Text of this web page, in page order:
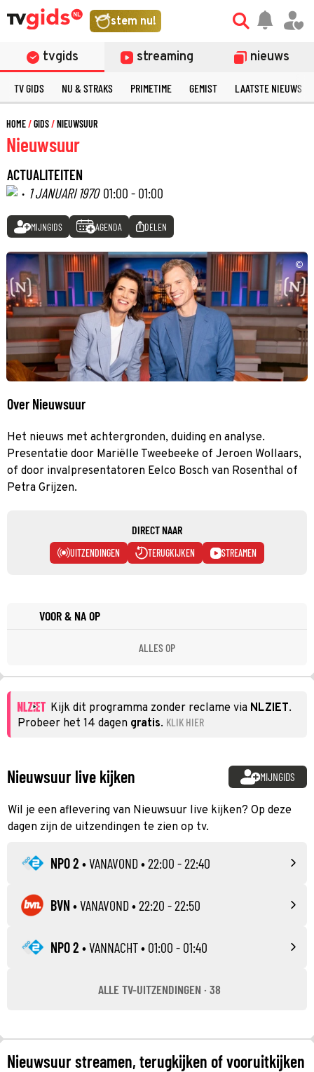
stem nu!
tvgids streaming nieuws
TV GIDS NU & STRAKS PRIMETIME GEMIST LAATSTE NIEUWS
HOME GIDS NIEUWSUUR
Nieuwsuur
ACTUALITEITEN
· 1 JANUARI 1970 01:00 - 01:00
MIJNGIDS AGENDA DELEN
©
Over Nieuwsuur
Het nieuws met achtergronden, duiding en analyse.
Presentatie door Mariëlle Tweebeeke of Jeroen Wollaars,
of door invalpresentatoren Eelco Bosch van Rosenthal of
Petra Grijzen.
DIRECT NAAR
UITZENDINGEN TERUGKIJKEN STREAMEN
VOOR & NA OP
ALLES OP
Kijk dit programma zonder reclame via NLZIET.
Probeer het 14 dagen gratis. KLIK HIER
Nieuwsuur live kijken MIJNGIDS
Wil je een aflevering van Nieuwsuur live kijken? Op deze
dagen zijn de uitzendingen te zien op tv.
NPO 2 •VANAVOND • 22:00 - 22:40
BVN •VANAVOND • 22:20 - 22:50
NPO 2 •VANNACHT• 01:00 - 01:40
ALLE TV-UITZENDINGEN · 38
Nieuwsuur streamen, terugkijken of vooruitkijken